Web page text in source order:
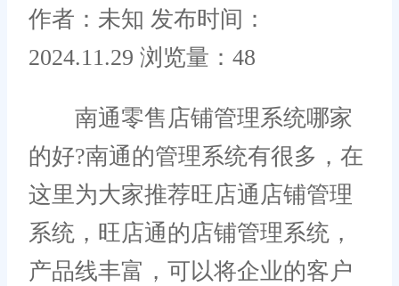
作者：未知 发布时间：
2024.11.29 浏览量：48
南通零售店铺管理系统哪家
的好?南通的管理系统有很多，在
这里为大家推荐旺店通店铺管理
系统，旺店通的店铺管理系统，
产品线丰富，可以将企业的客户